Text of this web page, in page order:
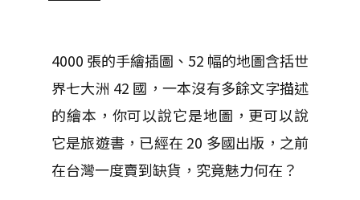
4000 張的手繪插圖、52 幅的地圖含括世
界七大洲 42 國，一本沒有多餘文字描述
的繪本，你可以說它是地圖，更可以說
它是旅遊書，已經在 20 多國出版，之前
在台灣一度賣到缺貨，究竟魅力何在？